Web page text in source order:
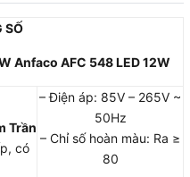
SỐ
Anfaco AFC 548 LED 12W
Trần
có
– Điện áp: 85V – 265V ~
50Hz
– Chỉ số hoàn màu: Ra ≥
80